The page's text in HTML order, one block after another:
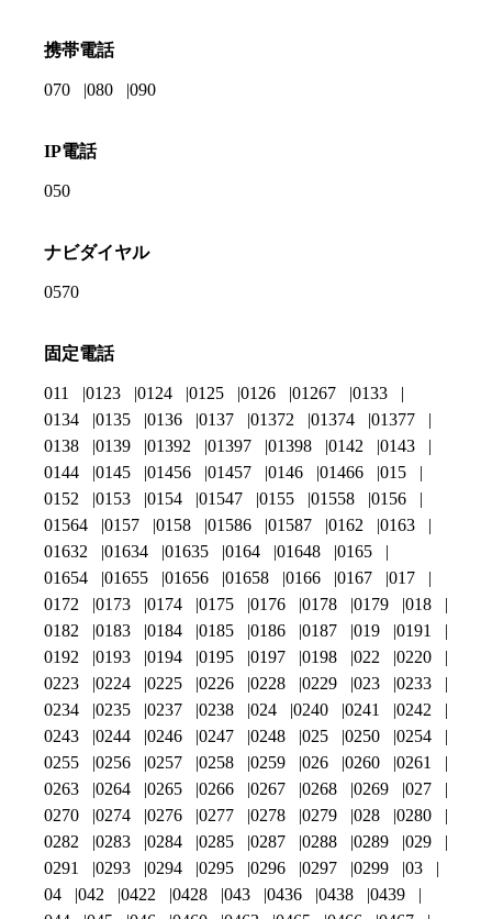
携帯電話
070 080 090
IP電話
050
ナビダイヤル
0570
固定電話
011 0123 0124 0125 0126 01267
0133
0134
0135 0136 0137 01372 01374
01377
0138
0139 01392 01397 01398 0142
0143
0144
0145 01456 01457 0146 01466
015
0152
0153 0154 01547 0155 01558
0156
01564
0157 0158 01586 01587 0162
0163
01632
01634 01635 0164 01648
0165
01654
01655 01656 01658 0166 0167
017
0172
0173 0174 0175 0176 0178 0179
018
0182
0183 0184 0185 0186 0187 019
0191
0192
0193 0194 0195 0197 0198 022
0220
0223
0224 0225 0226 0228 0229 023
0233
0234
0235 0237 0238 024 0240 0241
0242
0243
0244 0246 0247 0248 025 0250
0254
0255
0256 0257 0258 0259 026 0260
0261
0263
0264 0265 0266 0267 0268 0269
027
0270
0274 0276 0277 0278 0279 028
0280
0282
0283 0284 0285 0287 0288 0289
029
0291
0293 0294 0295 0296 0297 0299
03
04
042 0422 0428 043 0436 0438
0439